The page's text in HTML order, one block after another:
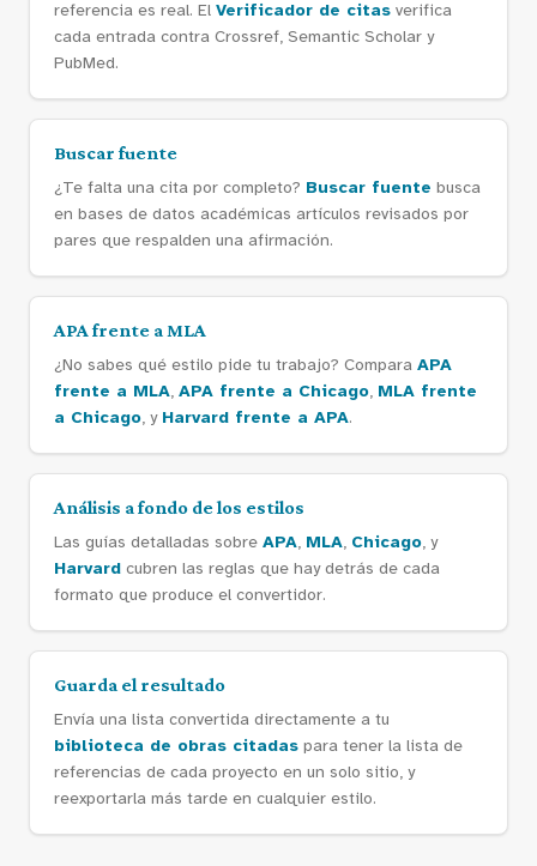
referencia es real. El Verificador de citas verifica
cada entrada contra Crossref, Semantic Scholar y
PubMed.
Buscar fuente
¿Te falta una cita por completo? Buscar fuente busca
en bases de datos académicas artículos revisados por
pares que respalden una afirmación.
APA frente a MLA
¿No sabes qué estilo pide tu trabajo? Compara APA
frente a MLA, APA frente a Chicago, MLA frente
a Chicago, y Harvard frente a APA.
Análisis a fondo de los estilos
Las guías detalladas sobre APA, MLA, Chicago, y
Harvard cubren las reglas que hay detrás de cada
formato que produce el convertidor.
Guarda el resultado
Envía una lista convertida directamente a tu
biblioteca de obras citadas para tener la lista de
referencias de cada proyecto en un solo sitio, y
reexportarla más tarde en cualquier estilo.